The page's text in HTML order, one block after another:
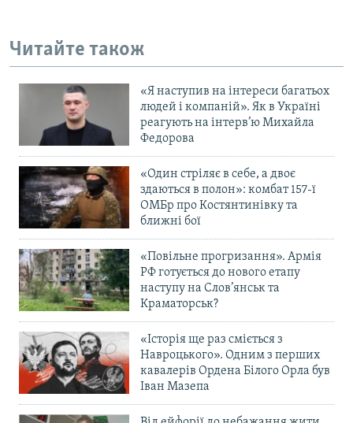
Читайте також
«Я наступив на інтереси багатьох
людей і компаній». Як в Україні
реагують на інтерв’ю Михайла
Федорова
«Один стріляє в себе, а двоє
здаються в полон»: комбат 157-ї
ОМБр про Костянтинівку та
ближні бої
«Повільне прогризання». Армія
РФ готується до нового етапу
наступу на Слов’янськ та
Краматорськ?
«Історія ще раз сміється з
Навроцького». Одним з перших
кавалерів Ордена Білого Орла був
Іван Мазепа